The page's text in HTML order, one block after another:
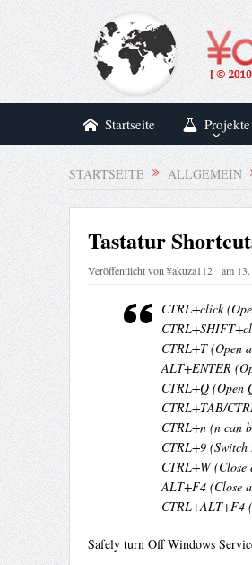
Startseite Projekte
STARTSEITE ALLGEMEIN
Tastatur
Veröffentlicht von¥akuza112 am
CTRL+click
CTRL+T (Open
ALT+ENTER
CTRL+Q (Open
CTRL+TAB/
CTRL+n (n can
CTRL+9 (Switch
CTRL+W (Close
ALT+F4 (Close
CTRL+ALT+F4
Safely turn Off Windows